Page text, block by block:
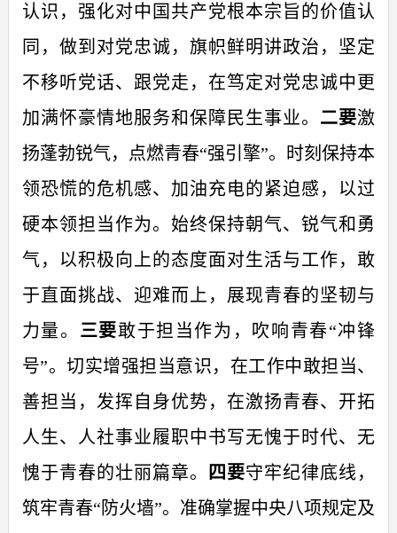
认识，强化对中国共产党根本宗旨的价值认
同，做到对党忠诚，旗帜鲜明讲政治，坚定
不移听党话、跟党走，在笃定对党忠诚中更
加满怀豪情地服务和保障民生事业。 二要激
扬蓬勃锐气，点燃青春“强引擎”。时刻保持本
领恐慌的危机感、加油充电的紧迫感，以过
硬本领担当作为。始终保持朝气、锐气和勇
气，以积极向上的态度面对生活与工作，敢
于直面挑战、迎难而上，展现青春的坚韧与
力量。 三要敢于担当作为，吹响青春“冲锋
号”。切实增强担当意识，在工作中敢担当、
善担当，发挥自身优势，在激扬青春、开拓
人生、人社事业履职中书写无愧于时代、无
愧于青春的壮丽篇章。
四要守牢纪律底线，
筑牢青春“防火墙”。 准确掌握中央八项规定及